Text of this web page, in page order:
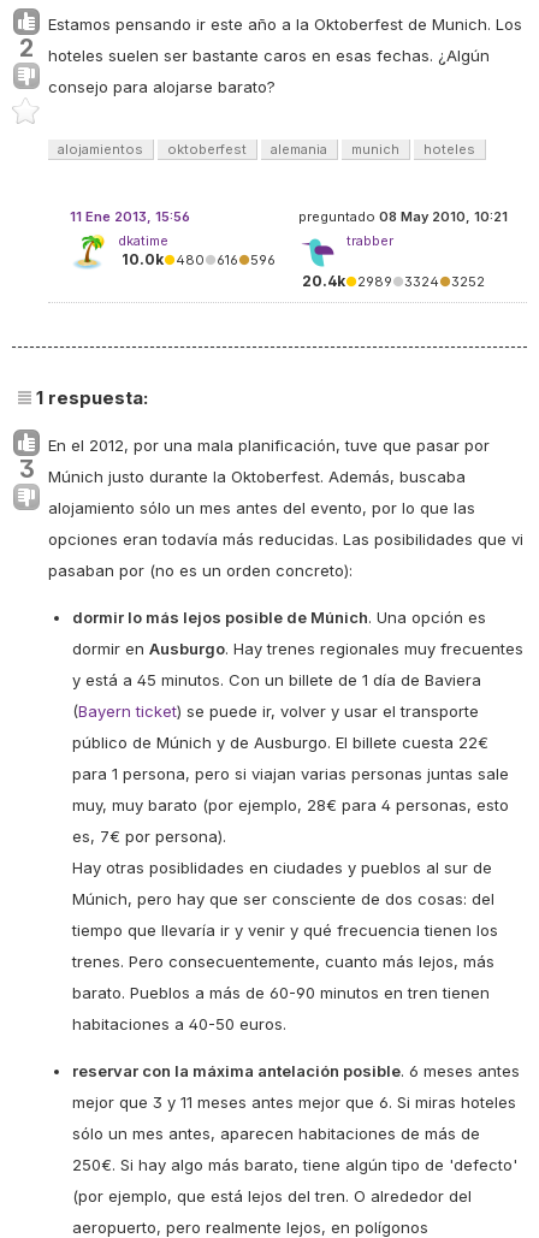
2
Estamos pensando ir este año a la Oktoberfest de Munich. Los
hoteles suelen ser bastante caros en esas fechas. ¿Algún
consejo para alojarse barato?
alojamientos oktoberfest alemania munich hoteles
preguntado 08 May 2010, 10:21
trabber
20.4k●2989●3324●3252
11 Ene 2013, 15:56
dkatime
10.0k●480●616●596
1 respuesta:
3
En el 2012, por una mala planificación, tuve que pasar por
Múnich justo durante la Oktoberfest. Además, buscaba
alojamiento sólo un mes antes del evento, por lo que las
opciones eran todavía más reducidas. Las posibilidades que vi
pasaban por (no es un orden concreto):
dormir lo más lejos posible de Múnich. Una opción es
dormir en Ausburgo. Hay trenes regionales muy frecuentes
y está a 45 minutos. Con un billete de 1 día de Baviera
(Bayern ticket) se puede ir, volver y usar el transporte
público de Múnich y de Ausburgo. El billete cuesta 22€
para 1 persona, pero si viajan varias personas juntas sale
muy, muy barato (por ejemplo, 28€ para 4 personas, esto
es, 7€ por persona).
Hay otras posiblidades en ciudades y pueblos al sur de
Múnich, pero hay que ser consciente de dos cosas: del
tiempo que llevaría ir y venir y qué frecuencia tienen los
trenes. Pero consecuentemente, cuanto más lejos, más
barato. Pueblos a más de 60-90 minutos en tren tienen
habitaciones a 40-50 euros.
reservar con la máxima antelación posible. 6 meses antes
mejor que 3 y 11 meses antes mejor que 6. Si miras hoteles
sólo un mes antes, aparecen habitaciones de más de
250€. Si hay algo más barato, tiene algún tipo de 'defecto'
(por ejemplo, que está lejos del tren. O alrededor del
aeropuerto, pero realmente lejos, en polígonos